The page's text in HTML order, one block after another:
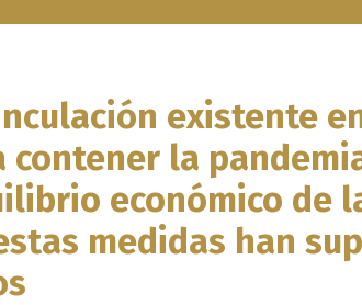
existente
la
económico de
medidas han